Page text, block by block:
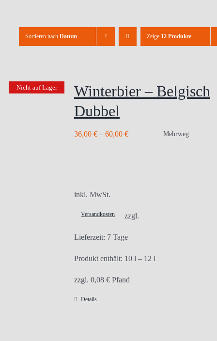
Sortieren nach Datum Zeige 12 Produkte
Nicht auf Lager
Winterbier – Belgisch
Dubbel
36,00 € – 60,00 € Mehrweg
inkl. MwSt.
zzgl.
Versandkosten
Lieferzeit: 7 Tage
Produkt enthält: 10 l – 12 l
zzgl. 0,08 € Pfand
Details